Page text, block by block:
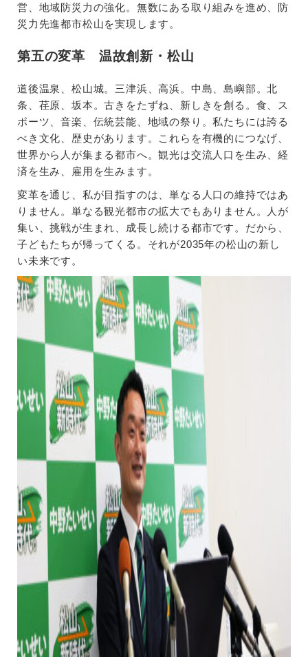
営、地域防災力の強化。無数にある取り組みを進め、防
災力先進都市松山を実現します。
第五の変革 温故創新・松山
道後温泉、松山城。三津浜、高浜。中島、島嶼部。北
条、荏原、坂本。古きをたずね、新しきを創る。食、ス
ポーツ、音楽、伝統芸能、地域の祭り。私たちには誇る
べき文化、歴史があります。これらを有機的につなげ、
世界から人が集まる都市へ。観光は交流人口を生み、経
済を生み、雇用を生みます。
変革を通じ、私が目指すのは、単なる人口の維持ではあ
りません。単なる観光都市の拡大でもありません。人が
集い、挑戦が生まれ、成長し続ける都市です。だから、
子どもたちが帰ってくる。それが2035年の松山の新し
い未来です。